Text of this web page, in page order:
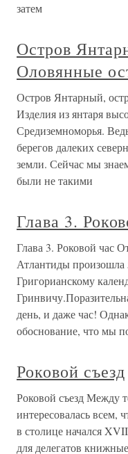
затем
Остров
Оловянные
Остров Янтарный,
Изделия из янтаря
Средиземноморья.
берегов далеких
земли. Сейчас мы
были не такими
Глава 3.
Глава 3. Роковой час
Атлантиды
Григорианскому
день, и даже час!
обоснование, что мы
Роковой съезд
Роковой съезд Между
интересовалась всем,
в столице начался
для делегатов